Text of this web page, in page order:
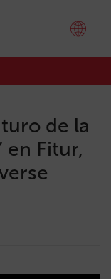
de la
en Fitur,